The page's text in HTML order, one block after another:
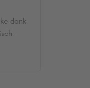
dank